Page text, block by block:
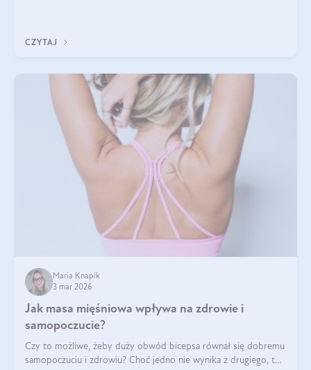
CZYTAJ
Maria Knapik
3 mar 2026
Jak masa mięśniowa wpływa na zdrowie i
samopoczucie?
Czy to możliwe, żeby duży obwód bicepsa równał się dobremu
samopoczuciu i zdrowiu? Choć jedno nie wynika z drugiego, to